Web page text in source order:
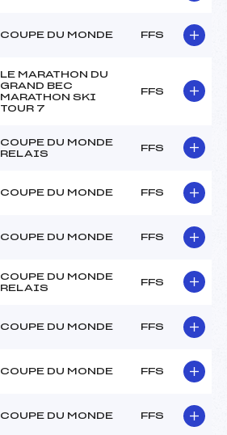
COUPE DU MONDE FFS
LE MARATHON DU
GRAND BEC
MARATHON SKI
TOUR 7
FFS
COUPE DU MONDE
RELAIS
FFS
COUPE DU MONDE FFS
COUPE DU MONDE FFS
COUPE DU MONDE
RELAIS
FFS
COUPE DU MONDE FFS
COUPE DU MONDE FFS
COUPE DU MONDE FFS